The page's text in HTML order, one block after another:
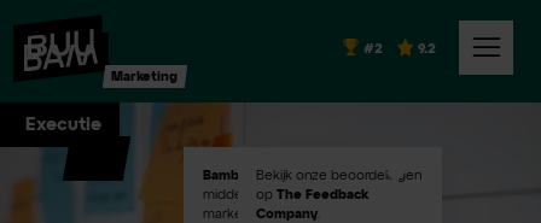
Marketing
#2
Bambuu #2in Emerce100
middelgroot digital
marketingbureaus!
9.2
Bekijk onze beoordelingen
opThe Feedback
Company.
Executie